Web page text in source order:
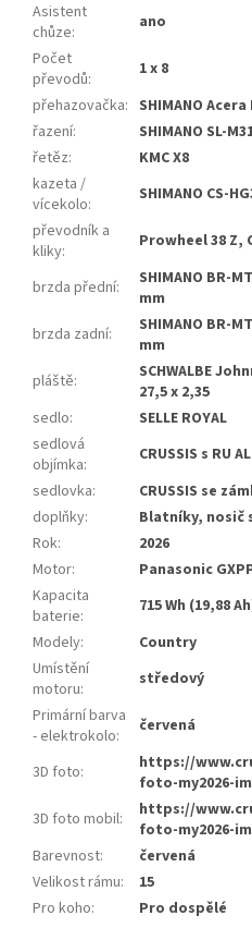
Asistent
chůze:
ano
Počet
převodů:
1 x 8
přehazovačka: SHIMANO
řazení:
SHIMANO SL-
řetěz:
KMC X8
kazeta /
vícekolo:
SHIMANO CS-
převodník a
kliky: Prowheel 38 Z,
brzda přední:
SHIMANO BR-
mm
brzda zadní:
SHIMANO BR-
mm
pláště:
SCHWALBE
27,5 x 2,35
sedlo:
SELLE ROYAL
sedlová
objímka:
CRUSSIS s RU
sedlovka:
CRUSSIS se
doplňky:
Blatníky, nosič
Rok:
2026
Motor:
Panasonic
Kapacita
baterie:
715 Wh (19,88
Modely:
Country
Umístění
motoru:
středový
Primární barva
- elektrokolo: červená
3D foto:
https://
foto-my2026-
3D foto mobil:
https://
foto-my2026-
Barevnost:
červená
Velikost rámu:
15
Pro koho:
Pro dospělé